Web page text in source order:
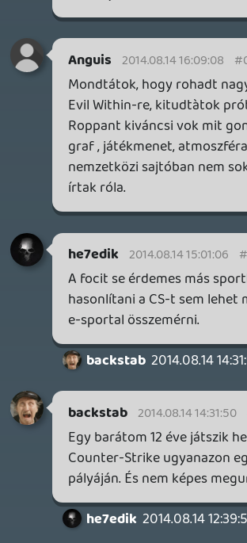
többi magyar gamer oldalon pedig teljes
az érdektelenség a játék iránt.
barkilehetek
Bacardival óvatosan, nagyon sunyi ital. 😃
dreampage 2014.08.14 09:23:38 #07ro4
Az Evolve ennyire jó játék lenne? Én semmi
különöset nem látok benne eddig, sokadik
koop shooternek tűnik. A Sunset
Overdrive viszont ezek szerint tele lesz
Andras_01 2014.08.14 08:51:24 #07ro3
A Smooth Criminal amúgy Michael
Jackson dal.
Michael Jackson - Smooth Criminal
(Michael Jackson's Vision)
KiswechPS3 2014.08.14 08:47:29 #07ro2